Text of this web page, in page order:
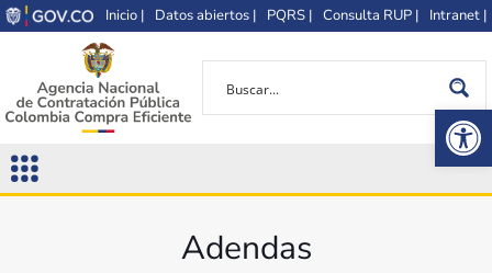
Inicio | Datos abiertos | PQRS | Consulta RUP | Intranet |
Adendas